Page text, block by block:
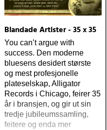
Blandade Artister - 35 x 35
You can’t argue with
success. Den moderne
bluesens desidert største
og mest profesjonelle
plateselskap, Alligator
Records i Chicago, feirer 35
år i bransjen, og gir ut sin
tredje jubileumssamling,
feitere og enda mer